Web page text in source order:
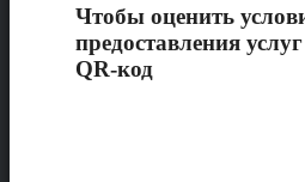
Чтобы оценить
предоставления
QR-код